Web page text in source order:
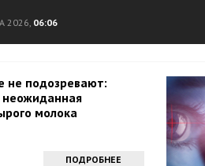
2026, 06:06
не подозревают:
молока
ПОДРОБНЕЕ